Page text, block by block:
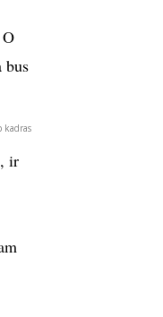
bus
kadras
ir